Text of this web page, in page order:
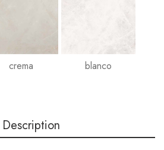
crema blanco
Description